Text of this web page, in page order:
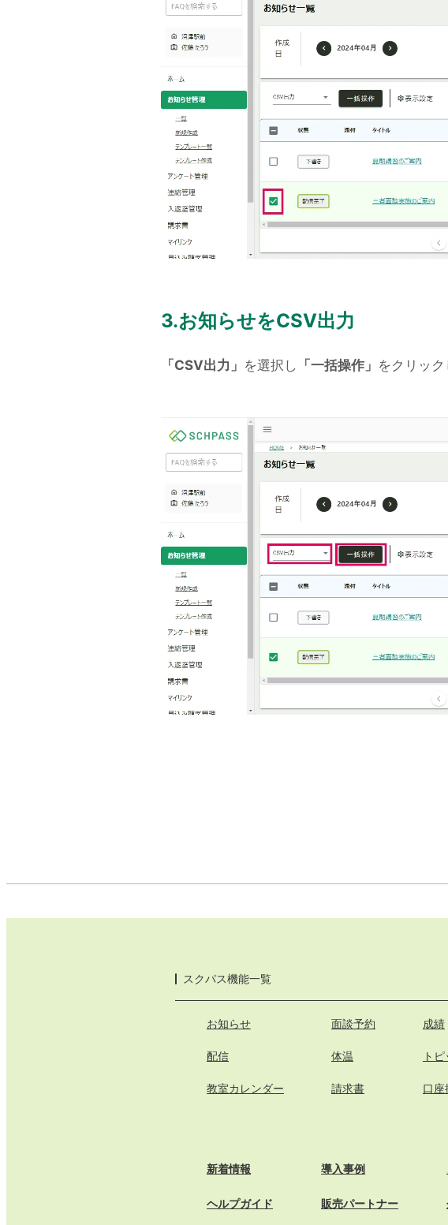
3.お知らせをCSV出力
「CSV出力」 を選択し 「一括操作」 をクリック
スクパス機能一覧
お知らせ 面談予約 成績
配信 体温 ト
教室カレンダー 請求書 口座
新着情報 導入事例
ヘルプガイド 販売パートナー